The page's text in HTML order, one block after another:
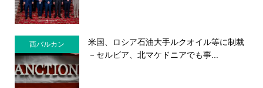
西バルカン
米国、ロシア石油大手ルクオイル等に制裁
－セルビア、北マケドニアでも事...